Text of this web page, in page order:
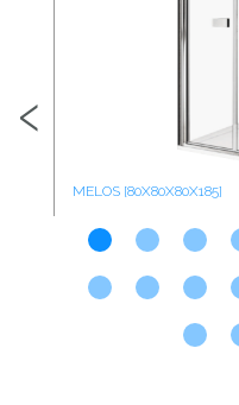
MELOS [80X80X80X185]
‹